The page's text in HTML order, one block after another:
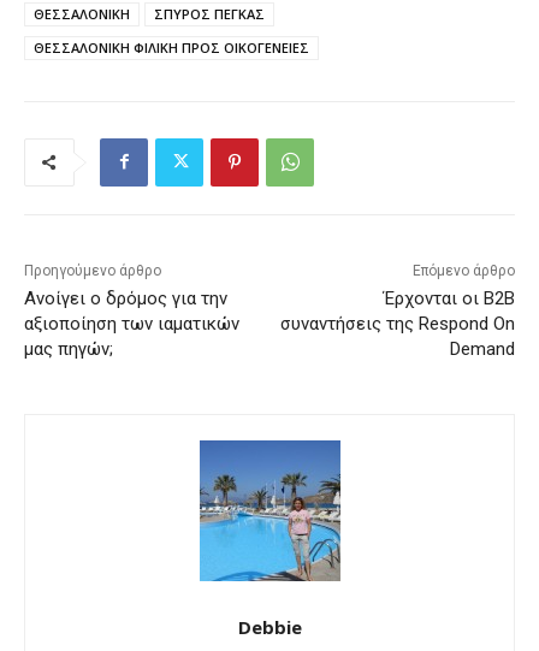
ΘΕΣΣΑΛΟΝΙΚΗ
ΣΠΥΡΟΣ ΠΕΓΚΑΣ
ΘΕΣΣΑΛΟΝΙΚΗ ΦΙΛΙΚΗ ΠΡΟΣ ΟΙΚΟΓΕΝΕΙΕΣ
Προηγούμενο άρθρο
Ανοίγει ο δρόμος για την
αξιοποίηση των ιαματικών
μας πηγών;
Επόμενο άρθρο
Έρχονται οι Β2Β
συναντήσεις της Respond On
Demand
Debbie